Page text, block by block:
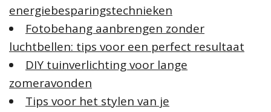
r
:
energiebesparingstechnieken
Fotobehang aanbrengen zonder
luchtbellen: tips voor een perfect resultaat
DIY tuinverlichting voor lange
zomeravonden
Tips voor het stylen van je